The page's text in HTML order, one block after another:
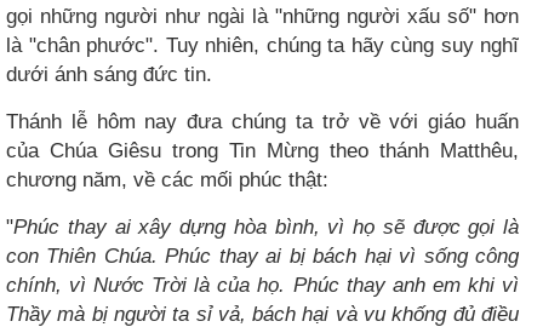
gọi những người như ngài là "những người xấu số" hơn
là "chân phước". Tuy nhiên, chúng ta hãy cùng suy nghĩ
dưới ánh sáng đức tin.
Thánh lễ hôm nay đưa chúng ta trở về với giáo huấn
của Chúa Giêsu trong Tin Mừng theo thánh Matthêu,
chương năm, về các mối phúc thật:
"Phúc thay ai xây dựng hòa bình, vì họ sẽ được gọi là
con Thiên Chúa. Phúc thay ai bị bách hại vì sống công
chính, vì Nước Trời là của họ. Phúc thay anh em khi vì
Thầy mà bị người ta sỉ vả, bách hại và vu khống đủ điều